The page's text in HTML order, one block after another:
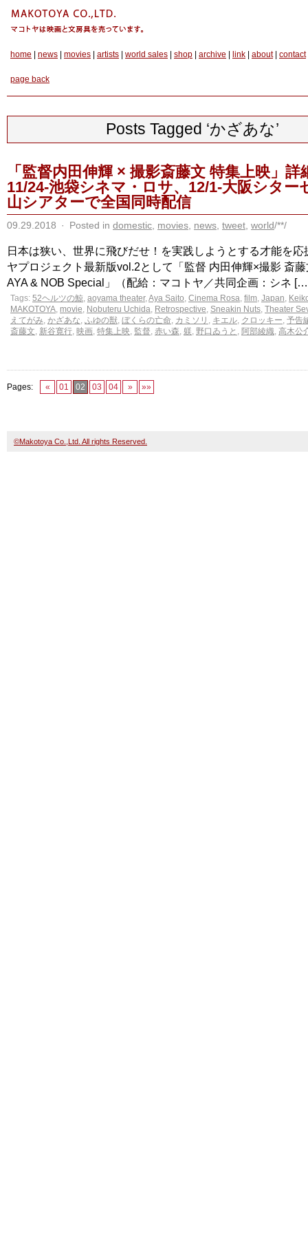
home news movies artists world sales shop archive link about| contact
page back
Posts Tagged ‘かざあな’
「監督内田伸輝 × 撮影斎藤文 特集上映」詳
11/24-池袋シネマ・ロサ、12/1-大阪シター
山シアターで全国同時配信
09.29.2018 · Posted in domestic movies news tweet world/**/
日本は狭い、世界に飛びだせ！を実践しようとする才能を応
ヤプロジェクト最新版vol.2として「監督 内田伸輝×撮影 斎
AYA & NOB Special」（配給：マコトヤ／共同企画：シネ
Tags: 52ヘルツの鯨, aoyama theater,Aya Saito, Cinema Rosa, film, Japan,
MAKOTOYA, movie, Nobuteru Uchida, Retrospective, Sneakin Nuts, Theater
えてがみ, かざあな, ふゆの獣, ぼくらの亡命, カミソリ , キエル, クロッキー, 予告
斎藤文, 新谷寛行, 映画, 特集上映, 監督, 赤い森, 躾, 野口ゐうと , 阿部綾織, 高木公
Pages: « 01 02 03 04 » »»
©Makotoya Co.,Ltd. All rights Reserved.